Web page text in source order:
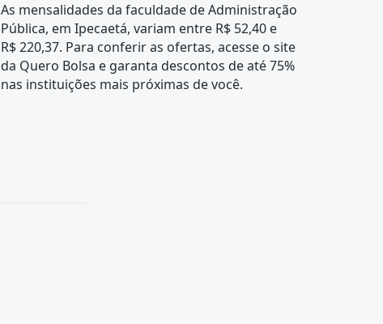
As mensalidades da faculdade de Administração
Pública, em Ipecaetá, variam entre R$ 52,40 e
R$ 220,37. Para conferir as ofertas, acesse o site
da Quero Bolsa e garanta descontos de até 75%
nas instituições mais próximas de você.